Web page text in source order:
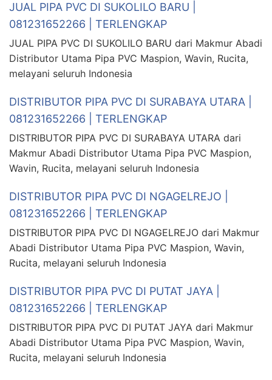
JUAL PIPA PVC DI SUKOLILO BARU |
081231652266 | TERLENGKAP
JUAL PIPA PVC DI SUKOLILO BARU dari Makmur Abadi
Distributor Utama Pipa PVC Maspion, Wavin, Rucita,
melayani seluruh Indonesia
DISTRIBUTOR PIPA PVC DI SURABAYA UTARA |
081231652266 | TERLENGKAP
DISTRIBUTOR PIPA PVC DI SURABAYA UTARA dari
Makmur Abadi Distributor Utama Pipa PVC Maspion,
Wavin, Rucita, melayani seluruh Indonesia
DISTRIBUTOR PIPA PVC DI NGAGELREJO |
081231652266 | TERLENGKAP
DISTRIBUTOR PIPA PVC DI NGAGELREJO dari Makmur
Abadi Distributor Utama Pipa PVC Maspion, Wavin,
Rucita, melayani seluruh Indonesia
DISTRIBUTOR PIPA PVC DI PUTAT JAYA |
081231652266 | TERLENGKAP
DISTRIBUTOR PIPA PVC DI PUTAT JAYA dari Makmur
Abadi Distributor Utama Pipa PVC Maspion, Wavin,
Rucita, melayani seluruh Indonesia